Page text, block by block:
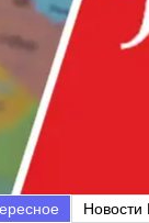
Новости